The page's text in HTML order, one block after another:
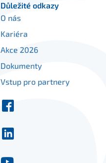
Důležité odkazy
O nás
Kariéra
Akce 2026
Dokumenty
Vstup pro partnery